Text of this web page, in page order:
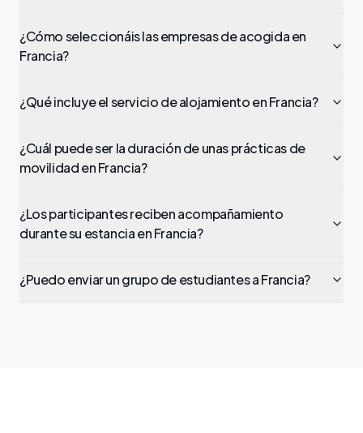
¿Cómo seleccionáis las empresas de acogida en
Francia?
¿Qué incluye el servicio de alojamiento en Francia?
¿Cuál puede ser la duración de unas prácticas de
movilidad en Francia?
¿Los participantes reciben acompañamiento
durante su estancia en Francia?
¿Puedo enviar un grupo de estudiantes a Francia?